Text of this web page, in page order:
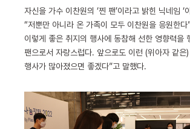
자신을 가수 이찬원의 ‘찐 팬’이라고 밝힌 닉네임 ‘
“저뿐만 아니라 온 가족이 모두 이찬원을 응원한다
이렇게 좋은 취지의 행사에 동참해 선한 영향력을
팬으로서 자랑스럽다. 앞으로도 이런 (위아자 같은
행사가 많아졌으면 좋겠다”고 말했다.